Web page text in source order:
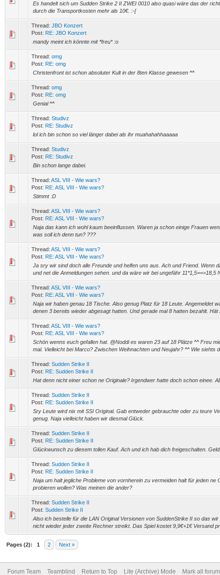
Es handelt sich um Sudden Strike 2 II ZWEI 0010 also quasi wäre das der
durch die Transportkosten mehr als 10€. :-[
Thread: JBO Konzert
Post: RE: JBO Konzert
mandy meint ich könnte mit *freu* :o
Thread: omg
Post: RE: omg
Christenfront ist schon absoluter Kult in der 8ten Klasse gewesen ^^
Thread: omg
Post: RE: omg
Genial ^^
Thread: Studivz
Post: RE: Studivz
lol ich bin schon so viel länger dabei als ihr muahahahhaaaaa
Thread: Studivz
Post: RE: Studivz
Bin schon lange dabei.
Thread: ASL VIII - Wie wars?
Post: RE: ASL VIII - Wie wars?
Stimmt :D
Thread: ASL VIII - Wie wars?
Post: RE: ASL VIII - Wie wars?
Naja das kann ich wohl kaum beeinflussen. Waren ja schon einige Frauen
was soll ich denn tun? ???
Thread: ASL VIII - Wie wars?
Post: RE: ASL VIII - Wie wars?
Ja sry wir sind doch alle Freunde und helfen uns aus. Ach und Friend. Wenn
und net die Anmeldungen sehen. und da wäre wir bei ungefähr 11*1,5==>18,5
Thread: ASL VIII - Wie wars?
Post: RE: ASL VIII - Wie wars?
Naja wir haben genau 18 Tische. Also genug Platz für 18 Leute. Angemeldet
denen 3 bereits wieder abgesagt hatten. Und gerade mal 8 hatten bezahlt.
Thread: ASL VIII - Wie wars?
Post: RE: ASL VIII - Wie wars?
Schön wenns euch gefallen hat. @Noddi es waren 23 auf 18 Plätze ^^ Freu
mal. Vielleicht bei Marco? Zwischen Weihnachten und Neujahr? ^^ Wie siehts
Thread: Sudden Strike II
Post: RE: Sudden Strike II
Hat denn nicht einer schon ne Originale? Irgendwer hatte doch schon einee.
Thread: Sudden Strike II
Post: RE: Sudden Strike II
Sry Leute wird nix mit SSI Original. Gab entweder gebrauchte oder zu teure
genug. Naja vielleicht haben wir diesmal Glück.
Thread: Sudden Strike II
Post: RE: Sudden Strike II
Glückwunsch zu diesem tollen Kauf. Ach und ich hab dich freigeschalten.
Thread: Sudden Strike II
Post: RE: Sudden Strike II
Naja um halt jegliche Probleme von vornherein zu vermeiden halt für jeden ne
probieren wollen? Was meinen die ander?
Thread: Sudden Strike II
Post: Sudden Strike II
Also ich bestelle für die LAN Original Versionen von SuddenStrike II so das
nicht wieder jeder zweite Rechner streikt. Das Spiel kostet 9,9€+1€ Versand
Pages (2): 1 2 Next »
Forum Team Teamblind Return to Top Lite (Archive) Mode Mark all